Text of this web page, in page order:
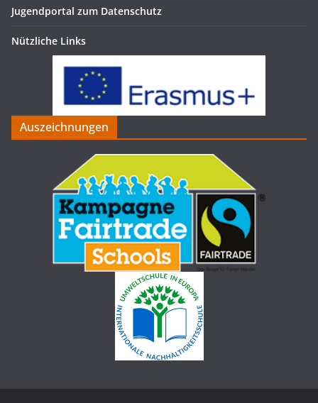
Jugendportal zum Datenschutz
Nützliche Links
Auszeichnungen